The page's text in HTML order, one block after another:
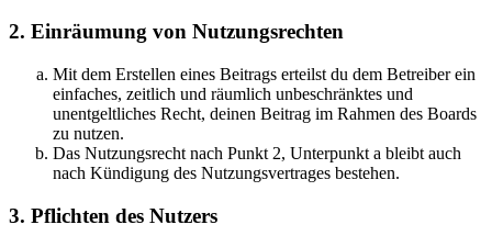
2. Einräumung von Nutzungsrechten
Mit dem Erstellen eines Beitrags erteilst du dem Betreiber ein
einfaches, zeitlich und räumlich unbeschränktes und
unentgeltliches Recht, deinen Beitrag im Rahmen des Boards
zu nutzen.
Das Nutzungsrecht nach Punkt 2, Unterpunkt a bleibt auch
nach Kündigung des Nutzungsvertrages bestehen.
3. Pflichten des Nutzers